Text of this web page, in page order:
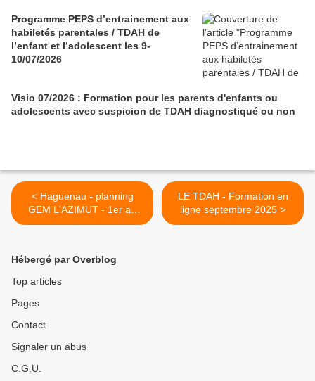
Programme PEPS d’entrainement aux
habiletés parentales / TDAH de
l’enfant et l’adolescent les 9-
10/07/2026
Visio 07/2026 : Formation pour les parents d'enfants ou
adolescents avec suspicion de TDAH diagnostiqué ou non
< Haguenau - planning
GEM L'AZIMUT - 1er au
14/9/2025
LE TDAH - Formation en
ligne septembre 2025 >
Hébergé par Overblog
Top articles
Pages
Contact
Signaler un abus
C.G.U.